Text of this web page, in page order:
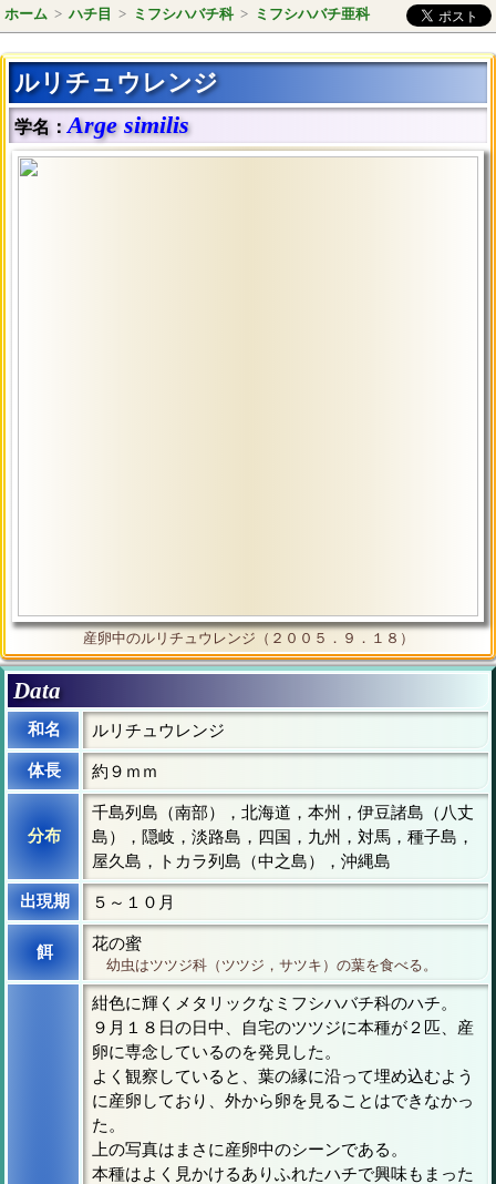
ホーム > ハチ目 > ミフシハバチ科 > ミフシハバチ亜科
ルリチュウレンジ
学名： Arge similis
産卵中のルリチュウレンジ（２００５．９．１８）
Data
和名 ルリチュウレンジ
体長 約９ｍｍ
分布
千島列島（南部），北海道，本州，伊豆諸島（八丈
島），隠岐，淡路島，四国，九州，対馬，種子島，
屋久島，トカラ列島（中之島），沖縄島
出現期 ５～１０月
餌 花の蜜
幼虫はツツジ科（ツツジ，サツキ）の葉を食べる。
紺色に輝くメタリックなミフシハバチ科のハチ。
９月１８日の日中、自宅のツツジに本種が２匹、産
卵に専念しているのを発見した。
よく観察していると、葉の縁に沿って埋め込むよう
に産卵しており、外から卵を見ることはできなかっ
た。
上の写真はまさに産卵中のシーンである。
本種はよく見かけるありふれたハチで興味もまった